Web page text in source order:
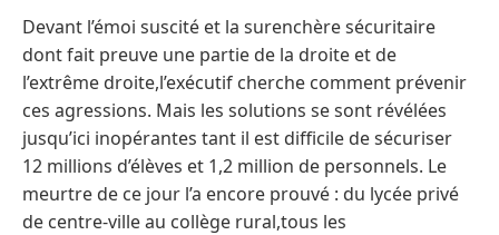
Devant l’émoi suscité et la surenchère sécuritaire
dont fait preuve une partie de la droite et de
l’extrême droite,l’exécutif cherche comment prévenir
ces agressions. Mais les solutions se sont révélées
jusqu’ici inopérantes tant il est difficile de sécuriser
12 millions d’élèves et 1,2 million de personnels. Le
meurtre de ce jour l’a encore prouvé : du lycée privé
de centre-ville au collège rural,tous les